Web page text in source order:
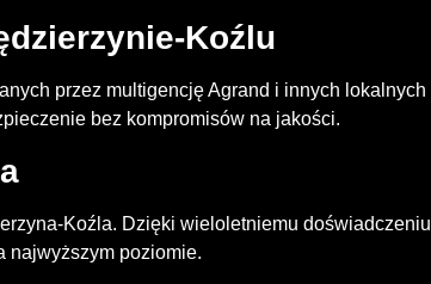
Koźlu
przez multigencję Agrand i innych lokalnych
bez kompromisów na jakości.
Koźla. Dzięki wieloletniemu doświadczeniu
najwyższym poziomie.